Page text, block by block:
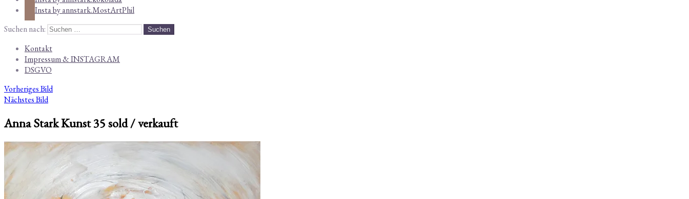
Insta by annstark.MostArtPhil
Suchen nach:
Kontakt
Impressum & INSTAGRAM
DSGVO
Vorheriges Bild
Nächstes Bild
Anna Stark Kunst 35 sold / verkauft